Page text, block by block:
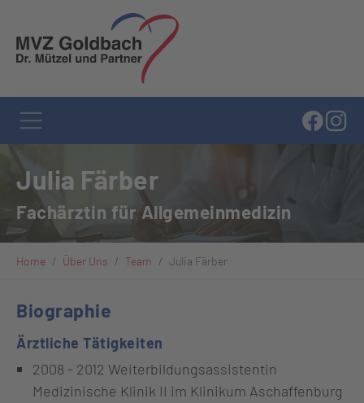
Zum Hauptinhalt springen
Julia Färber
Fachärztin für Allgemeinmedizin
Sie sind hier:
Home Über Uns Team Julia Färber
Biographie
Ärztliche Tätigkeiten
2008 - 2012 Weiterbildungsassistentin
Medizinische Klinik II im Klinikum Aschaffenburg